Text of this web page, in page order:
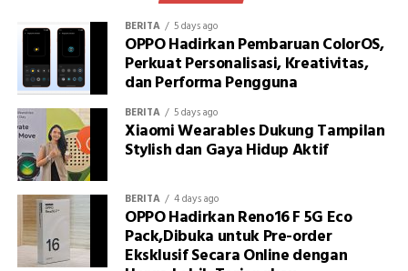
BERITA 5 days ago
OPPO Hadirkan Pembaruan ColorOS,
Perkuat Personalisasi, Kreativitas,
dan Performa Pengguna
BERITA 5 days ago
Xiaomi Wearables Dukung Tampilan
Stylish dan Gaya Hidup Aktif
BERITA 4 days ago
OPPO Hadirkan Reno16 F 5G Eco
Pack,Dibuka untuk Pre-order
Eksklusif Secara Online dengan